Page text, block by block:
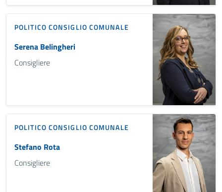
POLITICO CONSIGLIO COMUNALE
Serena Belingheri
Consigliere
POLITICO CONSIGLIO COMUNALE
Stefano Rota
Consigliere